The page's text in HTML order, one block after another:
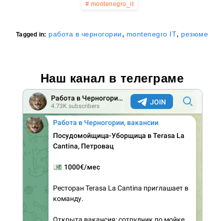
montenegro_it
Tagged in: работа в черногории, montenegro IT, резюме
Наш канал в телеграме